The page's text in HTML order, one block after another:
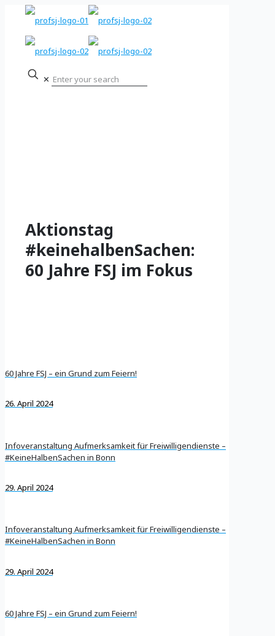
✕
Aktionstag
#keinehalbenSachen:
60 Jahre FSJ im Fokus
60 Jahre FSJ – ein Grund zum Feiern!
26. April 2024
Infoveranstaltung Aufmerksamkeit für Freiwilligendienste –
#KeineHalbenSachen in Bonn
29. April 2024
Infoveranstaltung Aufmerksamkeit für Freiwilligendienste –
#KeineHalbenSachen in Bonn
29. April 2024
60 Jahre FSJ – ein Grund zum Feiern!